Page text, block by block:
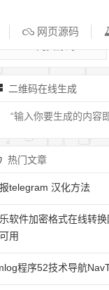
网页源码
二维码在线生成
热门文章
telegram 汉化方法
软件加密格式在线转
用
程序52技术导航